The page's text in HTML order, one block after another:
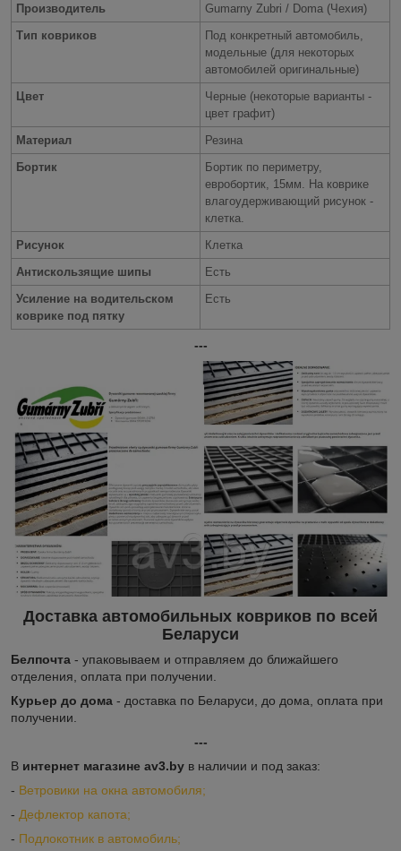
Производитель
Gumarny Zubri / Doma (Чехия)
Тип ковриков
Под конкретный автомобиль,
модельные (для некоторых
автомобилей оригинальные)
Цвет
Черные (некоторые варианты -
цвет графит)
Материал
Резина
Бортик
Бортик по периметру,
евробортик, 15мм. На коврике
влагоудерживающий рисунок -
клетка.
Рисунок
Клетка
Антискользящие шипы
Есть
Усиление на водительском
коврике под пятку
Есть
---
Доставка автомобильных ковриков по всей
Беларуси
Белпочта - упаковываем и отправляем до ближайшего
отделения, оплата при получении.
Курьер до дома - доставка по Беларуси, до дома, оплата при
получении.
---
В интернет магазине av3.by в наличии и под заказ:
- Ветровики на окна автомобиля;
- Дефлектор капота;
- Подлокотник в автомобиль;